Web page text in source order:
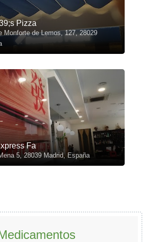
Pizza
Monforte de Lemos, 127, 28029
Fa
5, 28039 Madrid, España